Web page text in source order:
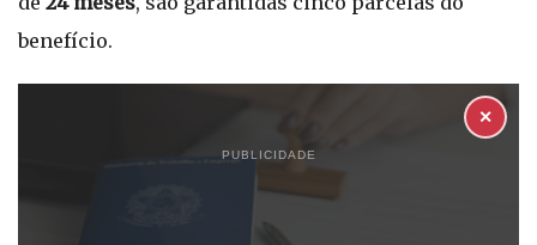
benefício.
PUBLICIDADE
✕